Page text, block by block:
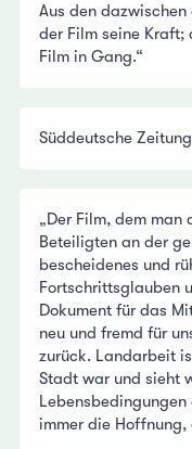
Aus den
der Film seine Kraft;
Film in Gang.“
Süddeutsche Zeitung
„Der Film, dem
Beteiligten an der
bescheidenes und
Fortschrittsglauben
Dokument für das
neu und fremd für
zurück. Landarbeit
Stadt war und sieht
immer die Hoffnung,